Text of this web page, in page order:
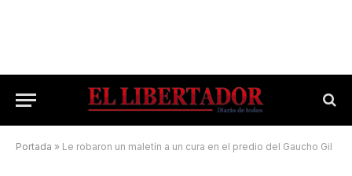
Portada » Le robaron un maletín a un cura en el predio del Gaucho Gil